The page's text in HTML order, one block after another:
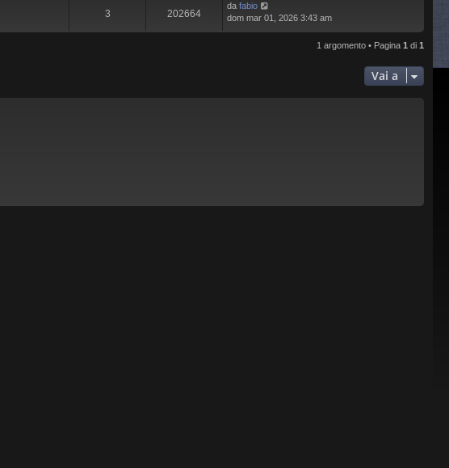
3 202664
da fabio
dom mar 01, 2026 3:43 am
1 argomento • Pagina 1 di 1
Vai a